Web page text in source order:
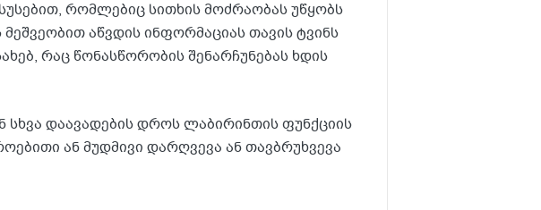
რომლებიც სითხის მოძრაობას უწყობს
აწვდის ინფორმაციას თავის ტვინს
რაც წონასწორობის შენარჩუნებას ხდის
სხვა დაავადების დროს ლაბირინთის ფუნქციის
ან მუდმივი დარღვევა ან თავბრუხვევა